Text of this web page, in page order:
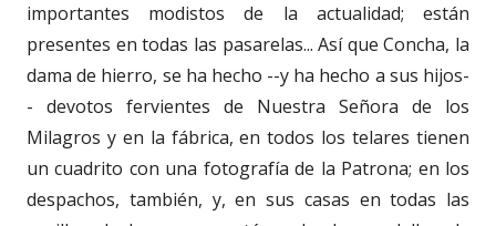
importantes modistos de la actualidad; están
presentes en todas las pasarelas... Así que Concha, la
dama de hierro, se ha hecho --y ha hecho a sus hijos-
- devotos fervientes de Nuestra Señora de los
Milagros y en la fábrica, en todos los telares tienen
un cuadrito con una fotografía de la Patrona; en los
despachos, también, y, en sus casas en todas las